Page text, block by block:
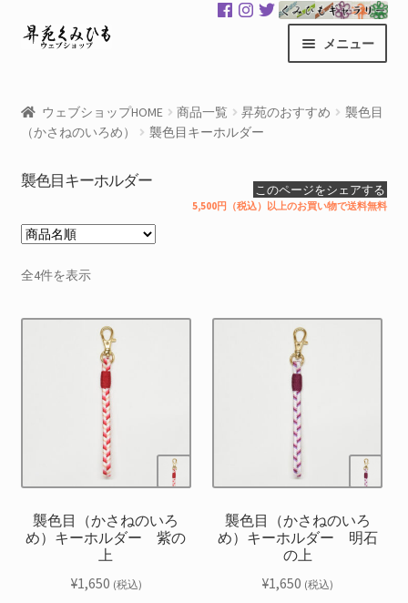
ナ
ー
シ
ン
へ
キ
プ
コ
ン
ツ
ス
キ
プ
メニュー
商品一覧
カート
マイアカウント
くみひもギャラリー
メ
開
GloColor 世界地図
お買い物案内
サ
ブ
メ
ニ
プライバシーポリシー
ウェブショップHOME 商品一覧 昇苑のおすすめ
襲色目
（かさねのいろめ）
襲色目キーホルダー
このページをシェアする
襲色目キーホルダー
5,500円（税込）以上のお買い物で送料無料
全4件を表示
襲色目（かさねのいろ
め）キーホルダー 紫の
上
¥1,650 (税込)
襲色目（かさねのいろ
め）キーホルダー 明石
の上
¥1,650 (税込)